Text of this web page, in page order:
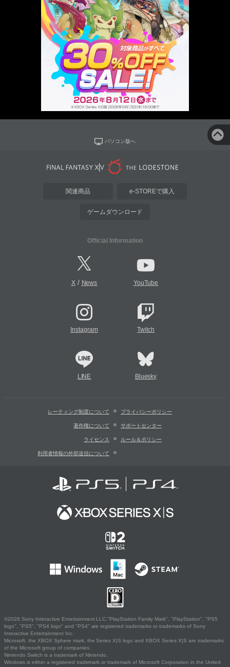
パソコン版へ
関連商品 e-STOREで購入
ゲームダウンロード
Official Information
X/ News YouTube
Instagram Twitch
LINE Bluesky
レーティング制度について プライバシーポリシー
著作権について サポートセンター
ライセンス ルール＆ポリシー
利用者情報の外部送信について
©2026 Sony Interactive Entertainment LLC."PlayStation Family Mark", "PlayStation", "PS5
logo", "PS5", "PS4 logo" and "PS4" are registered trademarks or trademarks of Sony
Interactive Entertainment Inc.
Microsoft, the XBOX Sphere mark, the Series X|S logo and XBOX Series X|S are trademarks
of the Microsoft group of companies.
Nintendo Switch is a trademark of Nintendo.
Windows is either a registered trademark or trademark of Microsoft Corporation in the United